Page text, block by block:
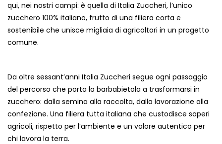
qui, nei nostri campi: è quella di Italia Zuccheri, l’unico
zucchero 100% italiano, frutto di una filiera corta e
sostenibile che unisce migliaia di agricoltori in un progetto
comune.
Da oltre sessant’anni Italia Zuccheri segue ogni passaggio
del percorso che porta la barbabietola a trasformarsi in
zucchero: dalla semina alla raccolta, dalla lavorazione alla
confezione. Una filiera tutta italiana che custodisce saperi
agricoli, rispetto per l’ambiente e un valore autentico per
chi lavora la terra.